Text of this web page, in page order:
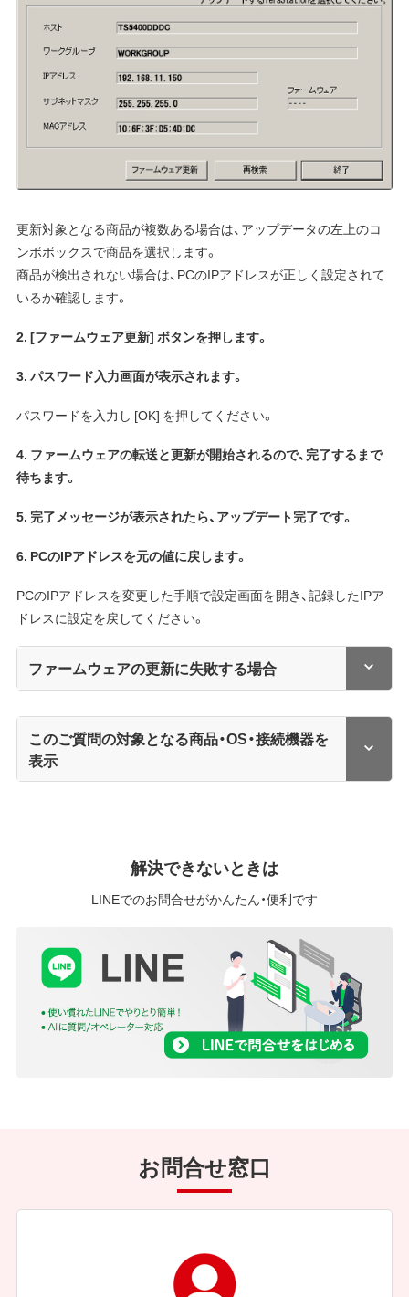
更新対象となる商品が複数ある場合は、アップデータの左上のコ
ンボボックスで商品を選択します。
商品が検出されない場合は、PCのIPアドレスが正しく設定されて
いるか確認します。
2. [ファームウェア更新] ボタンを押します。
3. パスワード入力画面が表示されます。
パスワードを入力し [OK] を押してください。
4. ファームウェアの転送と更新が開始されるので、完了するまで
待ちます。
5. 完了メッセージが表示されたら、アップデート完了です。
6. PCのIPアドレスを元の値に戻します。
PCのIPアドレスを変更した手順で設定画面を開き、記録したIPア
ドレスに設定を戻してください。
ファームウェアの更新に失敗する場合
このご質問の対象となる商品・OS・接続機器を
表示
解決できないときは
LINEでのお問合せがかんたん・便利です
お問合せ窓口